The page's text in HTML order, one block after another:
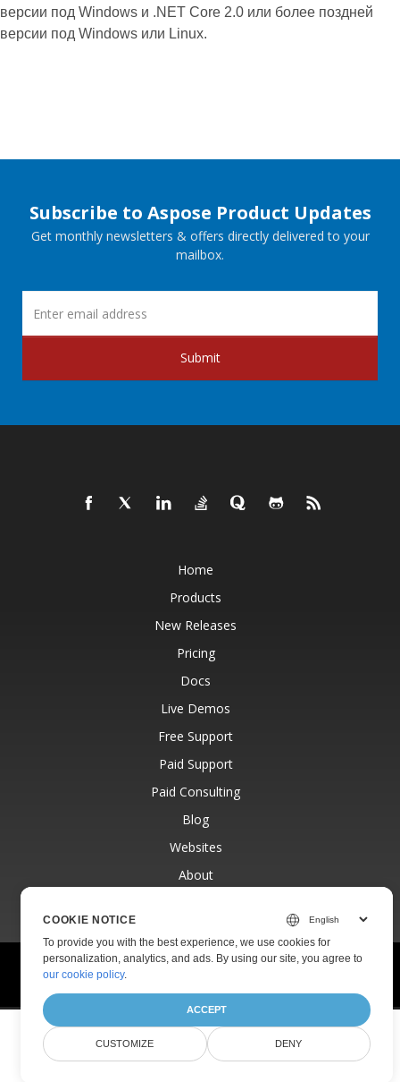
версии под Windows и .NET Core 2.0 или более поздней
версии под Windows или Linux.
Subscribe to Aspose Product Updates
Get monthly newsletters & offers directly delivered to your
mailbox.
Submit
Home
Products
New Releases
Pricing
Docs
Live Demos
Free Support
Paid Support
Paid Consulting
Blog
Websites
About
© Aspose Pty Ltd 2001-2026.All Rights Reserved.
COOKIE NOTICE
To provide you with the best experience, we use cookies for
personalization, analytics, and ads. By using our site, you agree to
our cookie policy.
ACCEPT
CUSTOMIZE DENY